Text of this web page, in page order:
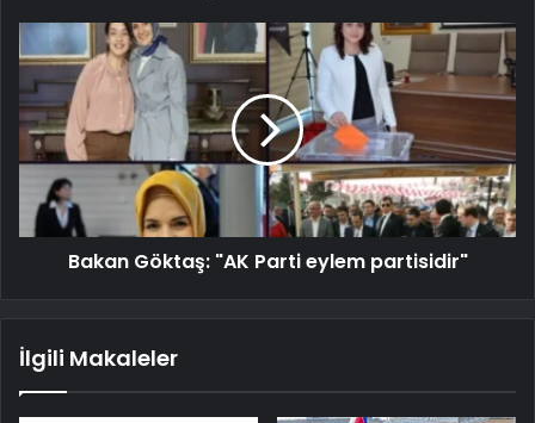
Bakan Göktaş: "AK Parti eylem partisidir"
İlgili Makaleler